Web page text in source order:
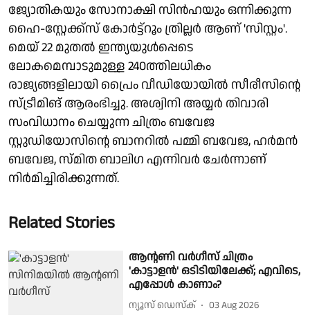
ജ്യോതികയും സോനാക്ഷി സിന്‍ഹയും ഒന്നിക്കുന്ന
ഹൈ-സ്റ്റേക്ക്‌സ് കോർട്ട്‌റൂം ത്രില്ലർ ആണ് 'സിസ്റ്റം'.
മെയ് 22 മുതൽ ഇന്ത്യയുൾപ്പെടെ
ലോകമെമ്പാടുമുള്ള 240ത്തിലധികം
രാജ്യങ്ങളിലായി പ്രൈം വീഡിയോയിൽ സീരീസിന്റെ
സ്ട്രീമിങ് ആരംഭിച്ചു. അശ്വിനി അയ്യർ തിവാരി
സംവിധാനം ചെയ്യുന്ന ചിത്രം ബവേജ
സ്റ്റുഡിയോസിന്റെ ബാനറിൽ പമ്മി ബവേജ, ഹർമൻ
ബവേജ, സ്മിത ബാലിഗ എന്നിവർ ചേർന്നാണ്
നിർമിച്ചിരിക്കുന്നത്.
Related Stories
ആന്റണി വർഗീസ് ചിത്രം
'കാട്ടാളൻ' ഒടിടിയിലേക്ക്; എവിടെ,
എപ്പോൾ കാണാം?
ന്യൂസ് ഡെസ്ക് 03 Aug 2026